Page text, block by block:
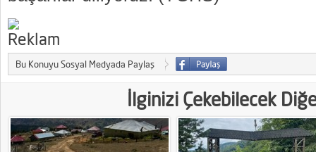
Bu Konuyu Sosyal Medyada Paylaş
İlginizi Çekebilecek